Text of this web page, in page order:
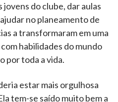
do clube, dar aulas
no planeamento de
a transformaram em uma
habilidades do mundo
por toda a vida.
estar mais orgulhosa
tem-se saído muito bem a